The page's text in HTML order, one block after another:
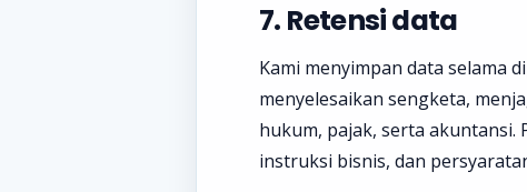
7. Retensi data
Kami menyimpan data selama
menyelesaikan sengketa,
hukum, pajak, serta akuntansi.
instruksi bisnis, dan